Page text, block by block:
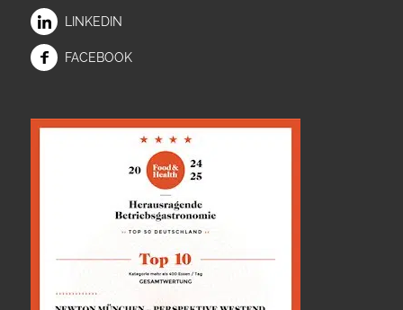
LINKEDIN
FACEBOOK